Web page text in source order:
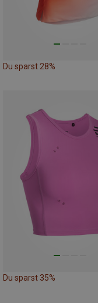
Du sparst 28%
Du sparst 35%